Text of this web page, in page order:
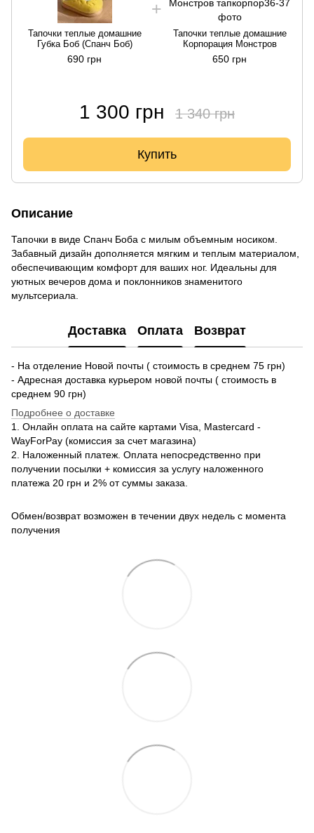
Тапочки теплые домашние
Губка Боб (Спанч Боб)
690 грн
Тапочки теплые домашние
Корпорация Монстров
650 грн
1 300 грн 1 340 грн
Купить
Описание
Тапочки в виде Спанч Боба с милым объемным носиком.
Забавный дизайн дополняется мягким и теплым материалом,
обеспечивающим комфорт для ваших ног. Идеальны для
уютных вечеров дома и поклонников знаменитого
мультсериала.
Доставка Оплата Возврат
- На отделение Новой почты ( стоимость в среднем 75 грн)
- Адресная доставка курьером новой почты ( стоимость в
среднем 90 грн)
Подробнее о доставке
1. Онлайн оплата на сайте картами Visa, Mastercard -
WayForPay (комиссия за счет магазина)
2. Наложенный платеж. Оплата непосредственно при
получении посылки + комиссия за услугу наложенного
платежа 20 грн и 2% от суммы заказа.
Обмен/возврат возможен в течении двух недель с момента
получения